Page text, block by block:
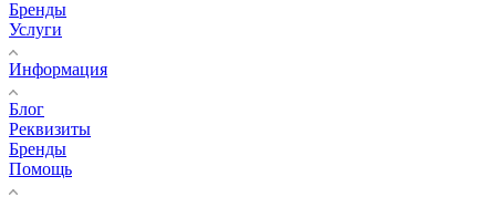
Бренды
Услуги
Информация
Блог
Реквизиты
Бренды
Помощь